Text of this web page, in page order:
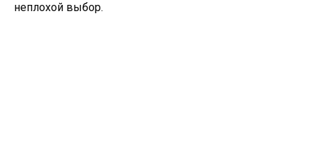
неплохой выбор.